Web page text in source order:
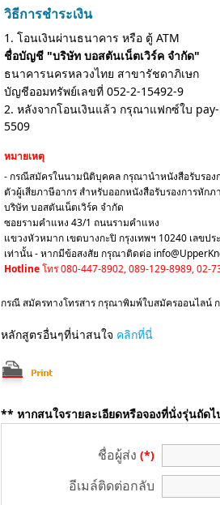
วิธีการชำระเงิน
1. โอนเงินผ่านธนาคาร หรือ ตู้ ATM
ชื่อบัญชี "บริษัท บอสตันเน็ตเวิร์ค จำกัด"
ธนาคารนครหลวงไทย สาขารัชดาภิเษก
บัญชีออมทรัพย์เลขที่ 052-2-15492-9
2. หลังจากโอนเงินแล้ว กรุณาแฟกซ์ใบ
5509
หมายเหตุ
- กรณีสมัครในนามนิติบุคคล กรุณานำหนังสือรับรอง
ตัวผู้เสียภาษีอากร สำหรับออกหนังสือรับรองการหัก
บริษัท บอสตันเน็ตเวิร์ค จำกัด
ซอยรามคำแหง 43/1 ถนนรามคำแหง
แขวงหัวหมาก เขตบางกะปิ กรุงเทพฯ 10240 เลขป
เท่านั้น - หากมีข้อสงสัย กรุณาติดต่อ
Hotlineโทร 080-447-8902, 089-129-8989, 02-
กรณี สมัครทางโทรสาร กรุณาพิมพ์ใบสมัครออนไลน์
หลักสูตรอื่นๆที่น่าสนใจ คลิกที่นี่
** หากสนใจรายละเอียดหรือจองที่นั่งรุ่นถัด
ชื่อผู้ส่ง (*)
อีเมล์ติดต่อกลับ